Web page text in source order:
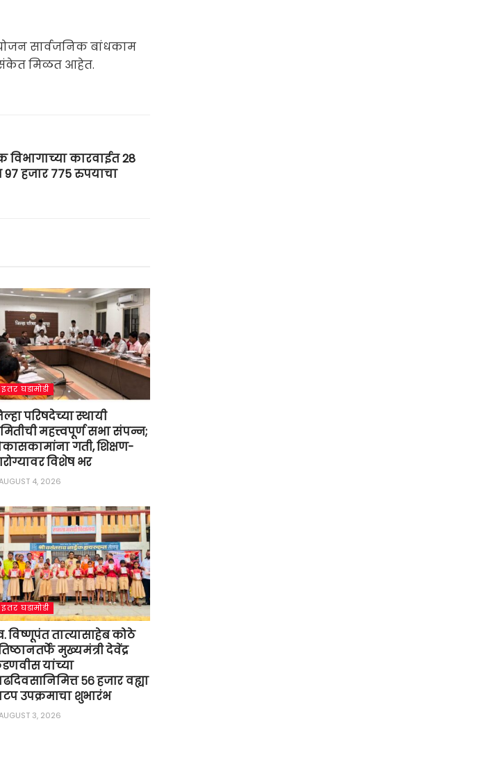
सार्वजनिक बांधकाम
संकेत मिळत आहेत.
विभागाच्या कारवाईत 28
हजार 775 रुपयाचा
इतर घडामोडी
परिषदेच्या स्थायी
महत्त्वपूर्ण सभा संपन्न;
गती, शिक्षण-
विशेष भर
4, 2026
इतर घडामोडी
विष्णूपंत तात्यासाहेब कोठे
मुख्यमंत्री देवेंद्र
यांच्या
५६ हजार वह्या
उपक्रमाचा शुभारंभ
3, 2026